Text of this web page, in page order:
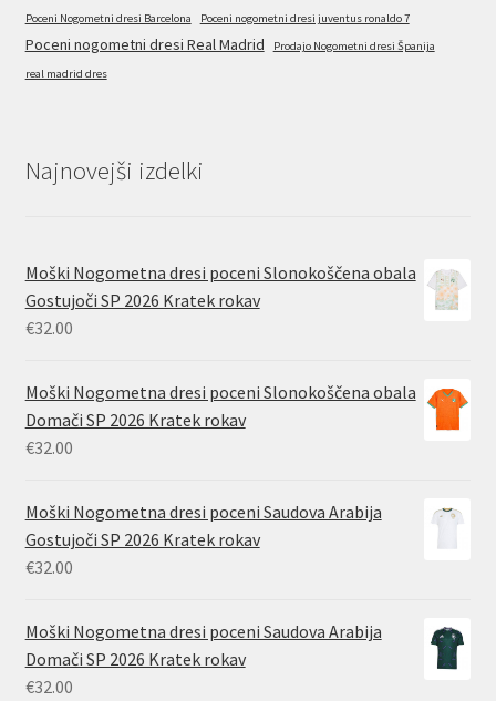
Poceni Nogometni dresi Barcelona Poceni nogometni dresi juventus ronaldo 7
Poceni nogometni dresi Real Madrid
Prodajo Nogometni dresi Španija
real madrid dres
Najnovejši izdelki
Moški Nogometna dresi poceni Slonokoščena obala
Gostujoči SP 2026 Kratek rokav
€32.00
Moški Nogometna dresi poceni Slonokoščena obala
Domači SP 2026 Kratek rokav
€32.00
Moški Nogometna dresi poceni Saudova Arabija
Gostujoči SP 2026 Kratek rokav
€32.00
Moški Nogometna dresi poceni Saudova Arabija
Domači SP 2026 Kratek rokav
€32.00